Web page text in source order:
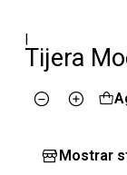
|
Tijera
Cantidad
Mostrar